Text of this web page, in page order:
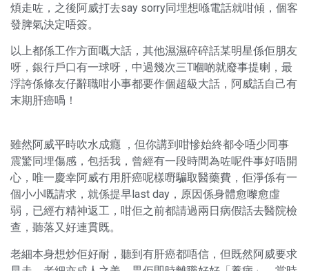
煩走咗，之後阿威打去say sorry同埋想喺電話就咁傾，個客
發脾氣決定唔簽。
以上都係工作方面嘅大話，其他濕濕碎碎話某明星係佢朋友
呀，銀行戶口有一球呀，中過幾次三T嗰啲就廢事提喇，最
浮誇係條友仔辭職咁小事都要作個超級大話，阿威話自己有
末期肝癌喎！
雖然阿威平時吹水成癮 ，但你講到咁慘始終都令唔少同事
震驚同埋傷感，包括我，曾經有一段時間為咗呢件事好唔開
心，唯一慶幸阿威冇用肝癌呢樣嘢騙取醫藥費，佢淨係有一
個小小嘅請求，就係提早last day，原因係身體愈嚟愈虛
弱，已經冇精神返工，咁佢之前都請過兩日病假話去醫院檢
查，聽落又好連貫既。
老細本身想炒佢好耐，聽到有肝癌都唔信，但既然阿威要求